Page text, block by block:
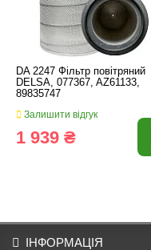
DA 2247 Фільтр повітряний
DELSA, 077367, AZ61133,
89835747
Залишити відгук
1 939 ₴
ІНФОРМАЦІЯ